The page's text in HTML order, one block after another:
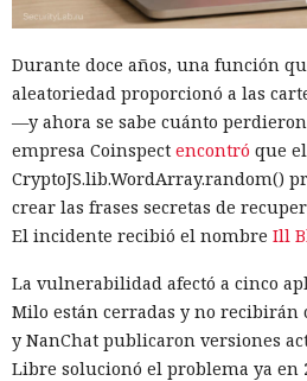
Durante doce años, una función
aleatoriedad proporcionó a las
—y ahora se sabe cuánto
empresa Coinspect encontró que
CryptoJS.lib.WordArray.random()
crear las frases secretas de
El incidente recibió el nombre Ill
La vulnerabilidad afectó a cinco
Milo están cerradas y no recibirán
y NanChat publicaron versiones
Libre solucionó el problema ya en